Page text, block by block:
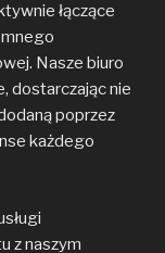
łączące
Nasze biuro
dostarczając nie
poprzez
każdego
z naszym